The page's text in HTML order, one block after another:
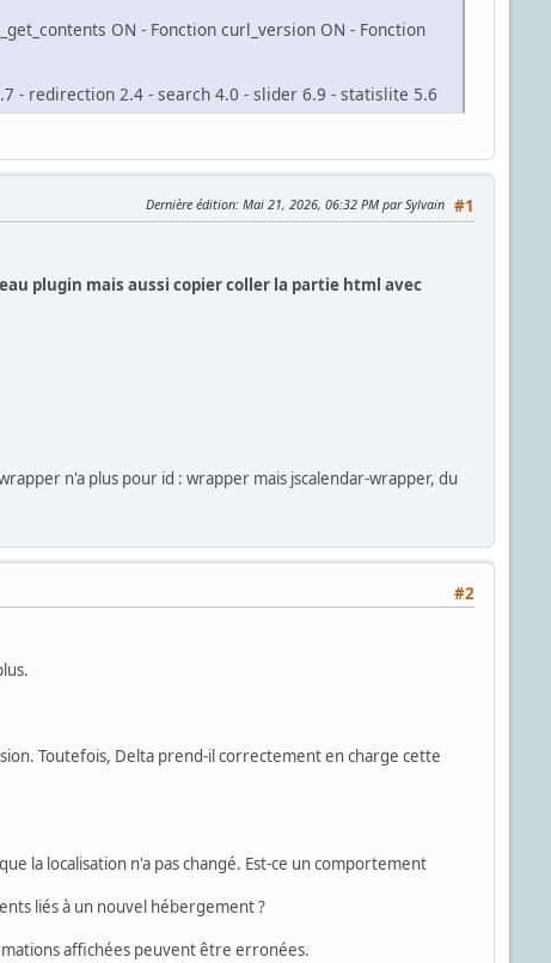
ON - Fonction curl_version ON - Fonction
- redirection 2.4 - search 4.0 - slider 6.9 - statislite 5.6
#1
Dernière édition: Mai 21, 2026, 06:32 PM par Sylvain
plugin mais aussi copier coller la partie html avec
n'a plus pour id : wrapper mais jscalendar-wrapper, du
#2
Toutefois, Delta prend-il correctement en charge cette
la localisation n'a pas changé. Est-ce un comportement
liés à un nouvel hébergement ?
affichées peuvent être erronées.